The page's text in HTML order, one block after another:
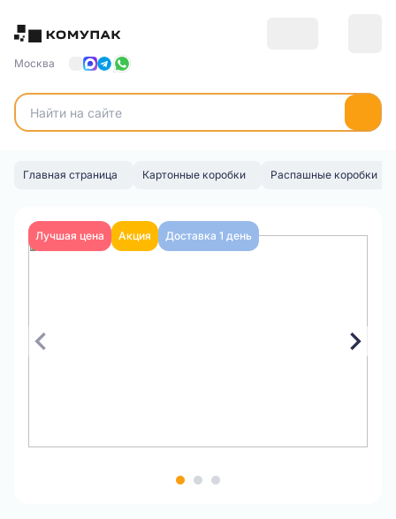
Москва
Главная страница Картонные коробки Распашные коробки
Лучшая цена Акция Доставка 1 день